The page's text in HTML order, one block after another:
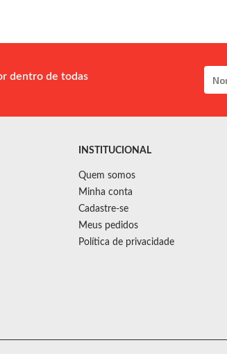
dentro de todas
INSTITUCIONAL
Quem somos
Minha conta
Cadastre-se
Meus pedidos
Política de privacidade